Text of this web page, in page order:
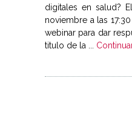
digitales en salud?
noviembre a las
webinar para dar
titulo de la ...